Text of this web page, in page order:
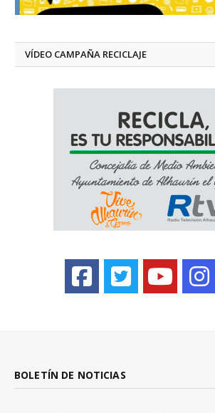
VÍDEO CAMPAÑA RECICLAJE
BOLETÍN DE NOTICIAS